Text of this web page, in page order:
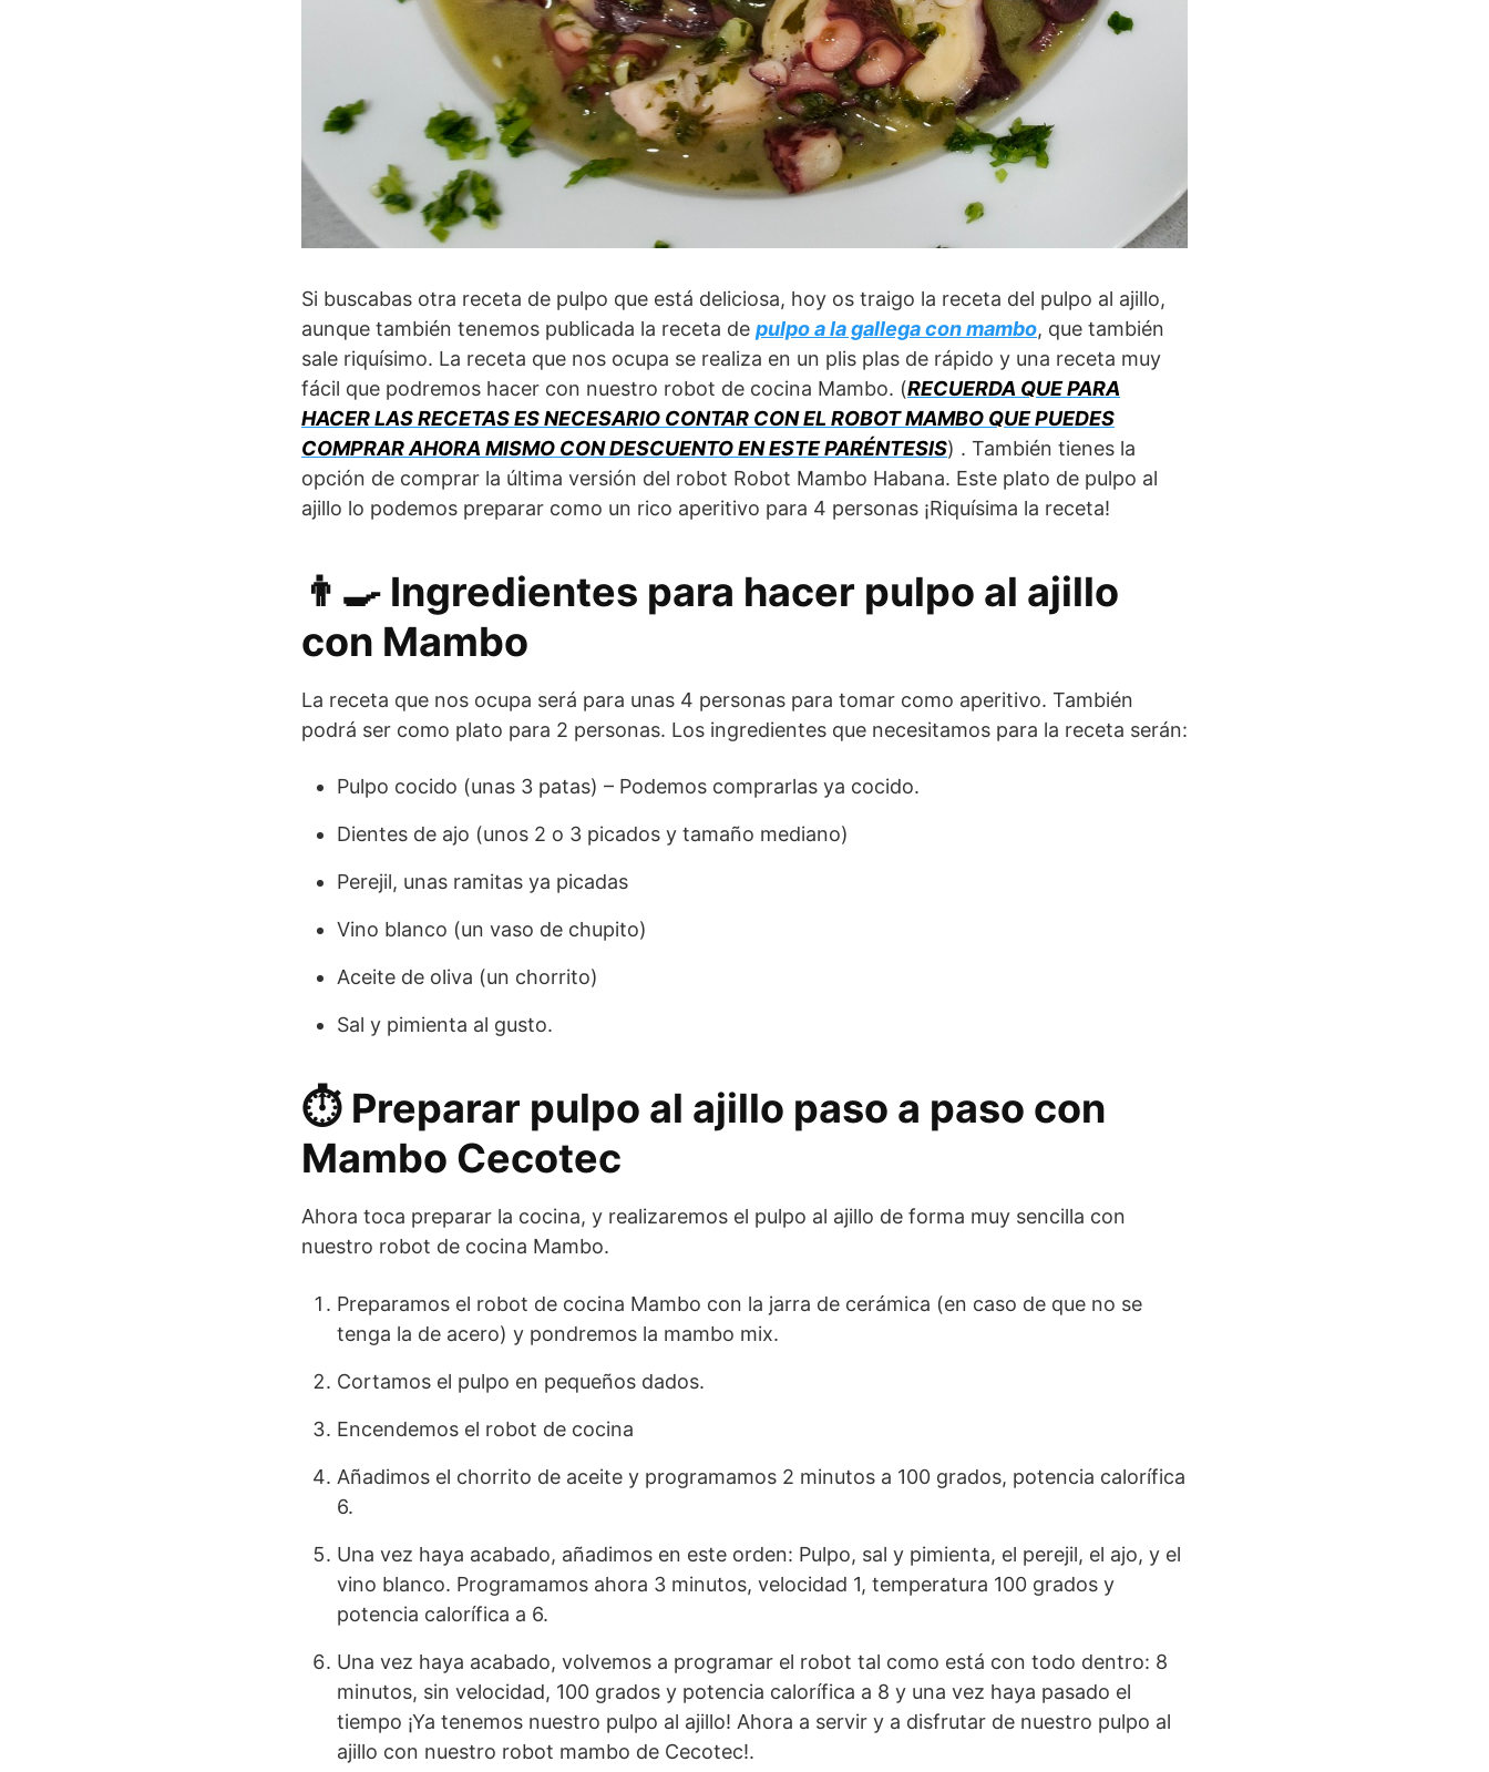
Si buscabas otra receta de pulpo que está deliciosa, hoy os traigo la receta del pulpo al ajillo,
aunque también tenemos publicada la receta de pulpo a la gallega con mambo, que también
sale riquísimo. La receta que nos ocupa se realiza en un plis plas de rápido y una receta muy
fácil que podremos hacer con nuestro robot de cocina Mambo. (RECUERDA QUE PARA
HACER LAS RECETAS ES NECESARIO CONTAR CON EL ROBOT MAMBO QUE PUEDES
COMPRAR AHORA MISMO CON DESCUENTO EN ESTE PARÉNTESIS) . También tienes la
opción de comprar la última versión del robot Robot Mambo Habana. Este plato de pulpo al
ajillo lo podemos preparar como un rico aperitivo para 4 personas ¡Riquísima la receta!
👨‍🍳 Ingredientes para hacer pulpo al ajillo
con Mambo
La receta que nos ocupa será para unas 4 personas para tomar como aperitivo. También
podrá ser como plato para 2 personas. Los ingredientes que necesitamos para la receta serán:
Pulpo cocido (unas 3 patas) – Podemos comprarlas ya cocido.
Dientes de ajo (unos 2 o 3 picados y tamaño mediano)
Perejil, unas ramitas ya picadas
Vino blanco (un vaso de chupito)
Aceite de oliva (un chorrito)
Sal y pimienta al gusto.
⏱️ Preparar pulpo al ajillo paso a paso con
Mambo Cecotec
Ahora toca preparar la cocina, y realizaremos el pulpo al ajillo de forma muy sencilla con
nuestro robot de cocina Mambo.
Preparamos el robot de cocina Mambo con la jarra de cerámica (en caso de que no se
tenga la de acero) y pondremos la mambo mix.
Cortamos el pulpo en pequeños dados.
Encendemos el robot de cocina
Añadimos el chorrito de aceite y programamos 2 minutos a 100 grados, potencia calorífica
6.
Una vez haya acabado, añadimos en este orden: Pulpo, sal y pimienta, el perejil, el ajo, y el
vino blanco. Programamos ahora 3 minutos, velocidad 1, temperatura 100 grados y
potencia calorífica a 6.
Una vez haya acabado, volvemos a programar el robot tal como está con todo dentro: 8
minutos, sin velocidad, 100 grados y potencia calorífica a 8 y una vez haya pasado el
tiempo ¡Ya tenemos nuestro pulpo al ajillo! Ahora a servir y a disfrutar de nuestro pulpo al
ajillo con nuestro robot mambo de Cecotec!.